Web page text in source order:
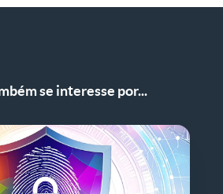
se interesse por...